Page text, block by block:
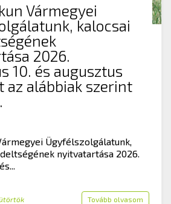
Vármegyei
kalocsai
2026.
10. és augusztus
az alábbiak szerint
Ügyfélszolgálatunk,
nyitvatartása 2026.
Tovább olvasom